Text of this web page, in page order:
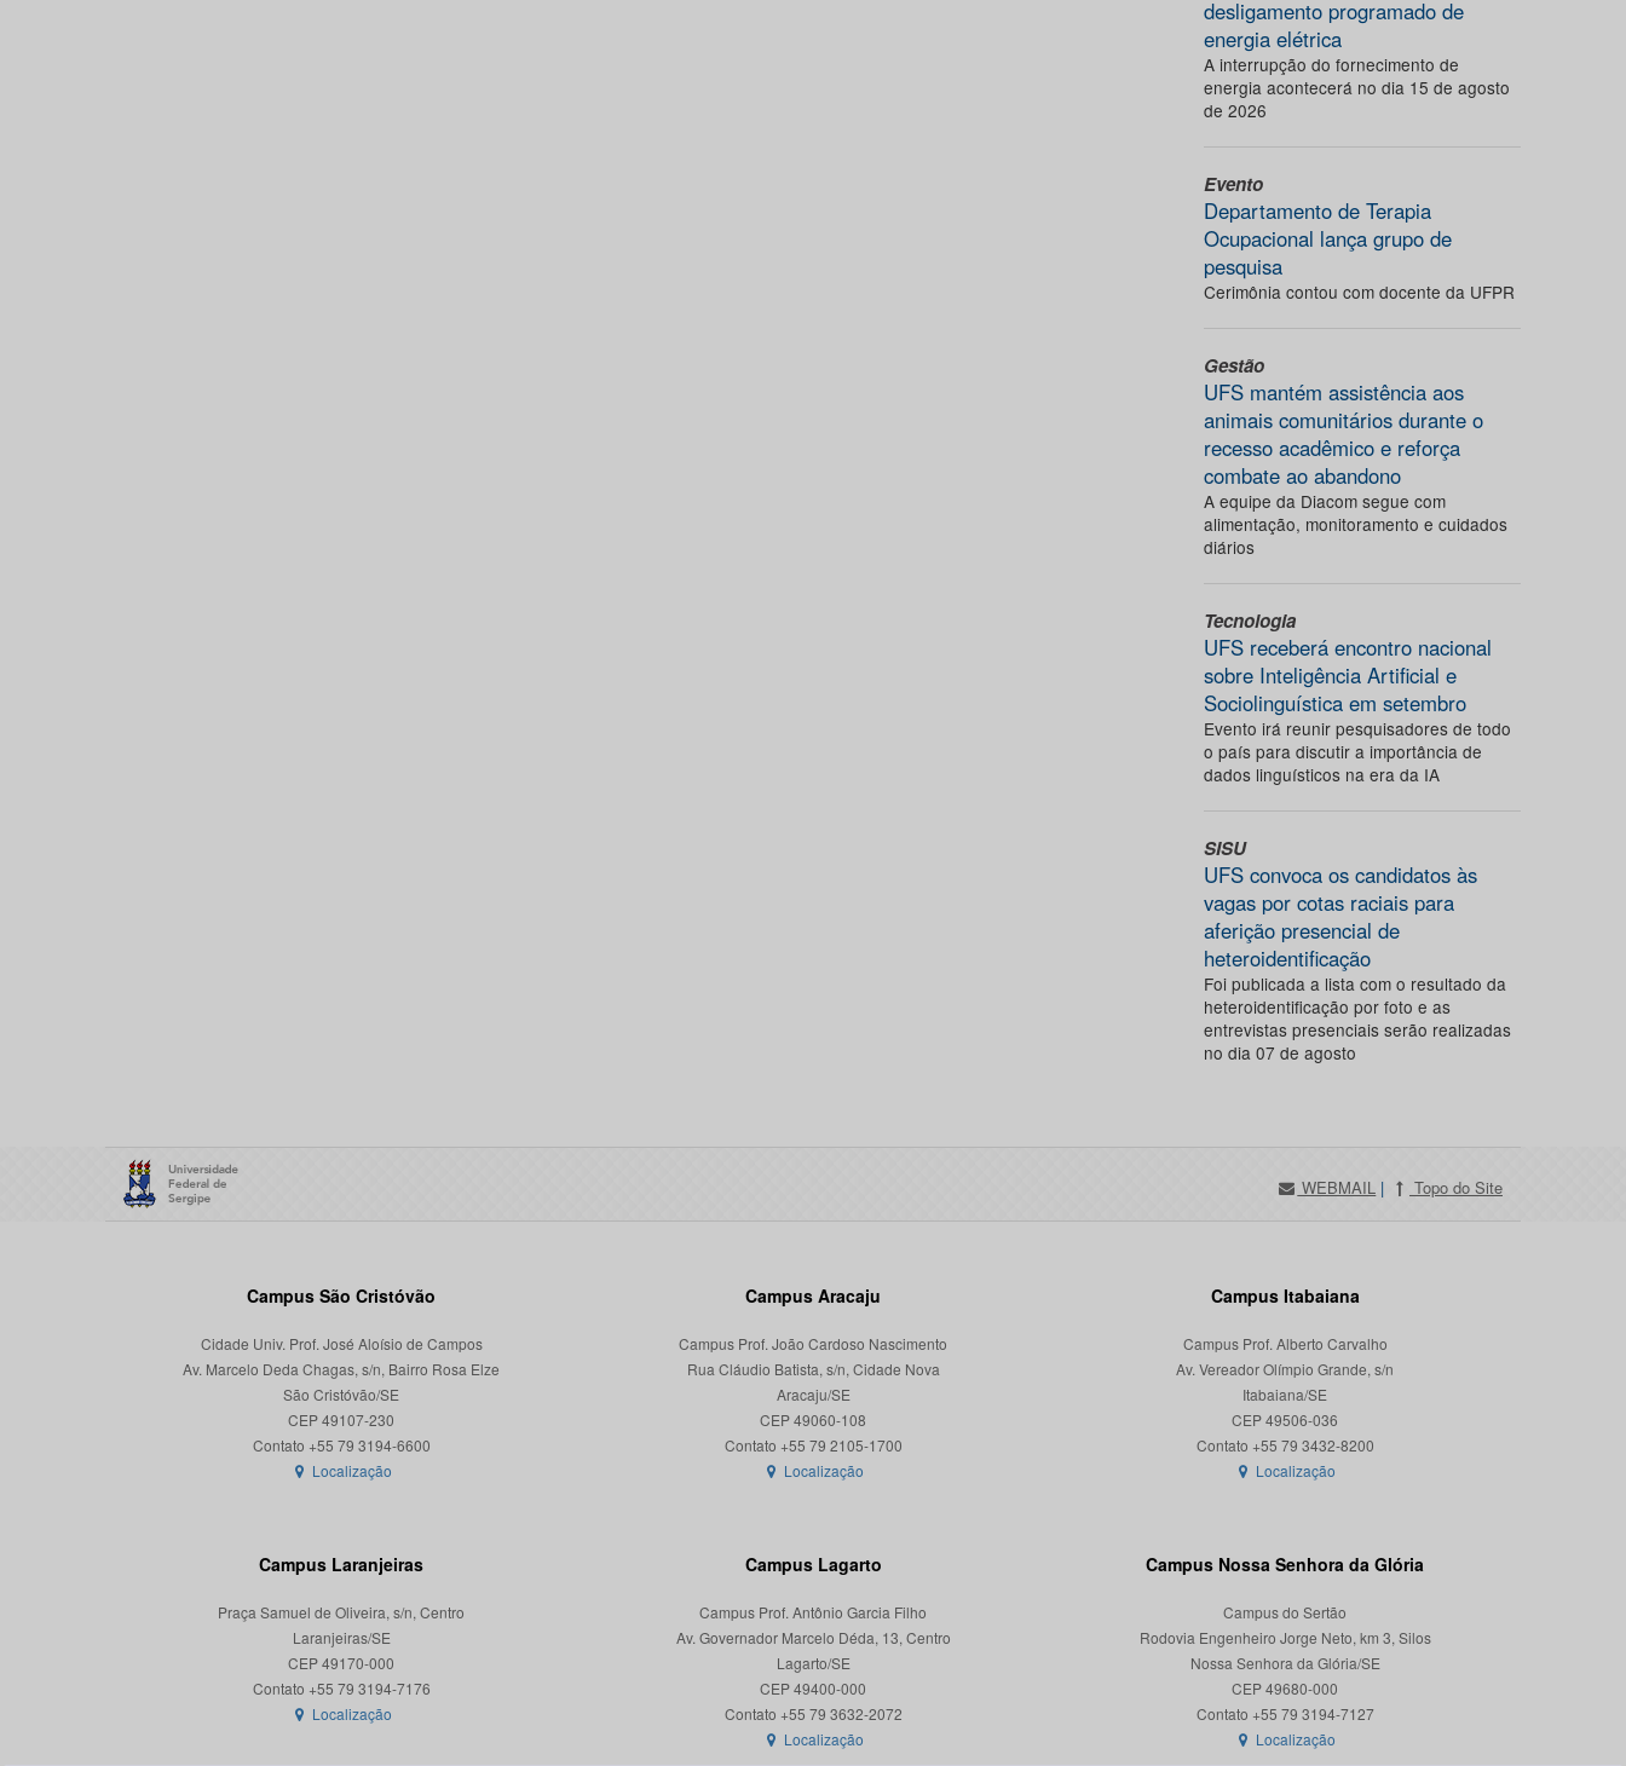
desligamento programado de
energia elétrica
A interrupção do fornecimento de
energia acontecerá no dia 15 de agosto
de 2026
Evento
Departamento de Terapia
Ocupacional lança grupo de
pesquisa
Cerimônia contou com docente da UFPR
Gestão
UFS mantém assistência aos
animais comunitários durante o
recesso acadêmico e reforça
combate ao abandono
A equipe da Diacom segue com
alimentação, monitoramento e cuidados
diários
Tecnologia
UFS receberá encontro nacional
sobre Inteligência Artificial e
Sociolinguística em setembro
Evento irá reunir pesquisadores de todo
o país para discutir a importância de
dados linguísticos na era da IA
SISU
UFS convoca os candidatos às
vagas por cotas raciais para
aferição presencial de
heteroidentificação
Foi publicada a lista com o resultado da
heteroidentificação por foto e as
entrevistas presenciais serão realizadas
no dia 07 de agosto
WEBMAIL | Topo do Site
Campus São Cristóvão
Cidade Univ. Prof. José Aloísio de Campos
Av. Marcelo Deda Chagas, s/n, Bairro Rosa Elze
São Cristóvão/SE
CEP 49107-230
Localização
Campus Aracaju
Campus Prof. João Cardoso Nascimento
Rua Cláudio Batista, s/n, Cidade Nova
Aracaju/SE
CEP 49060-108
Localização
Campus Itabaiana
Campus Prof. Alberto Carvalho
Av. Vereador Olímpio Grande, s/n
Itabaiana/SE
CEP 49506-036
Localização
Campus Laranjeiras
Praça Samuel de Oliveira, s/n, Centro
Laranjeiras/SE
CEP 49170-000
Localização
Campus Lagarto
Campus Prof. Antônio Garcia Filho
Av. Governador Marcelo Déda, 13, Centro
Lagarto/SE
CEP 49400-000
Localização
Campus Nossa Senhora da Glória
Campus do Sertão
Rodovia Engenheiro Jorge Neto, km 3, Silos
Nossa Senhora da Glória/SE
CEP 49680-000
Contato +55 79 3194-7127
Localização